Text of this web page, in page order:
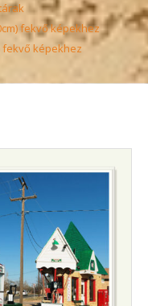
fekvő képekhez
fekvő képekhez